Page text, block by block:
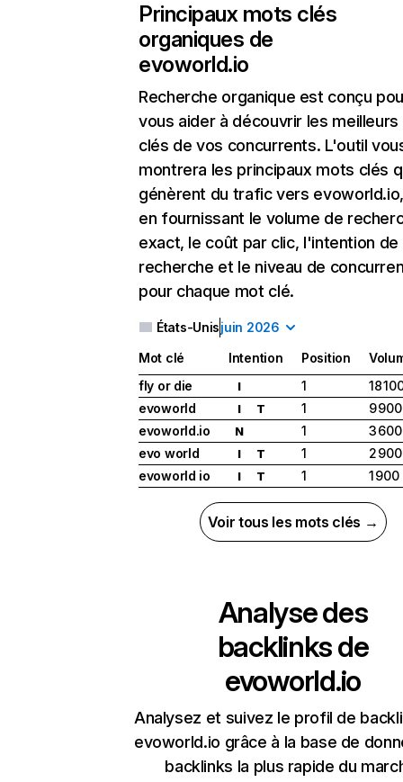
Principaux mots clés
organiques de
evoworld.io
Recherche organique est conçu
vous aider à découvrir les
clés de vos concurrents. L'outil
montrera les principaux mots clés
génèrent du trafic vers
en fournissant le volume de
exact, le coût par clic, l'intention de
recherche et le niveau de
pour chaque mot clé.
États-Unisjuin 2026
Mot clé Intention Position
fly or die
I 1
18
evoworld
I T 1
9 900
evoworld.io
N 1
3 600
evo world
I T 1
2 900
evoworld io
I T 1 1 900
Voir tous les mots clés →
Analyse des
backlinks de
evoworld.io
Analysez et suivez le profil de
evoworld.io grâce à la base de
backlinks la plus rapide du